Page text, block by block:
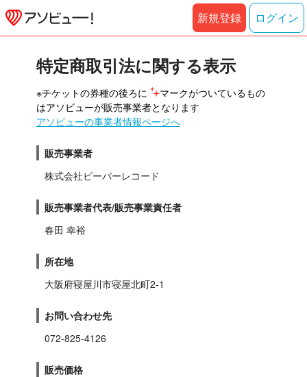
新規登録 ログイン
特定商取引法に関する表示
※チケットの券種の後ろに
マークがついているもの
はアソビューが販売事業者となります
アソビューの事業者情報ページへ
販売事業者
株式会社ビーバーレコード
販売事業者代表/販売事業責任者
春田 幸裕
所在地
大阪府寝屋川市寝屋北町2-1
お問い合わせ先
072-825-4126
販売価格